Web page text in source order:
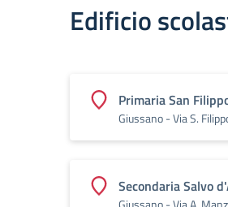
Edificio
Primaria San
Giussano - Via S.
Secondaria Salvo